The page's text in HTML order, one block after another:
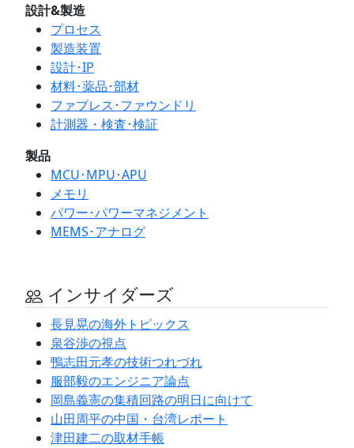
設計&製造
プロセス
製造装置
設計･IP
材料･薬品･部材
ファブレス･ファウンドリ
計測器・検査･検証
製品
MCU･MPU･APU
メモリ
パワー･パワーマネジメント
MEMS･アナログ
インサイダーズ
長見晃の海外トピックス
泉谷渉の視点
鴨志田元孝の技術つれづれ
服部毅のエンジニア論点
岡島義憲の集積回路の明日に向けて
山田周平の中国・台湾レポート
津田建二の取材手帳